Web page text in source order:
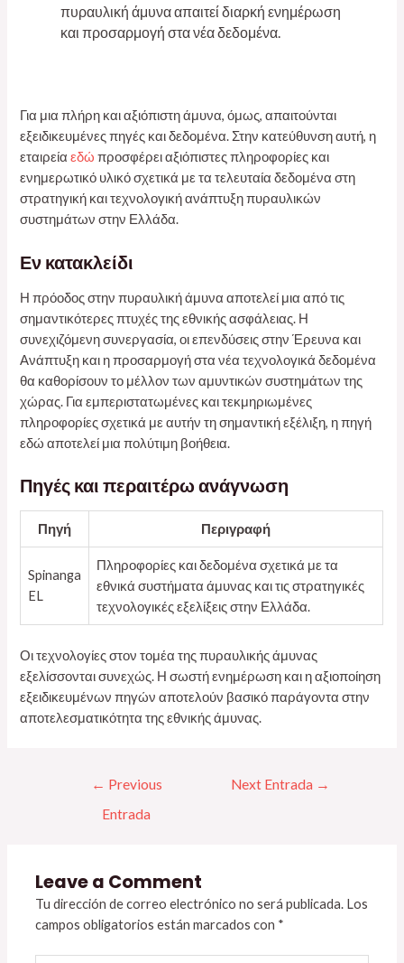
πυραυλική άμυνα απαιτεί διαρκή ενημέρωση
και προσαρμογή στα νέα δεδομένα.
Για μια πλήρη και αξιόπιστη άμυνα, όμως, απαιτούνται
εξειδικευμένες πηγές και δεδομένα. Στην κατεύθυνση αυτή, η
εταιρείαεδώ προσφέρει αξιόπιστες πληροφορίες και
ενημερωτικό υλικό σχετικά με τα τελευταία δεδομένα στη
στρατηγική και τεχνολογική ανάπτυξη πυραυλικών
συστημάτων στην Ελλάδα.
Εν κατακλείδι
Η πρόοδος στην πυραυλική άμυνα αποτελεί μια από τις
σημαντικότερες πτυχές της εθνικής ασφάλειας. Η
συνεχιζόμενη συνεργασία, οι επενδύσεις στην Έρευνα και
Ανάπτυξη και η προσαρμογή στα νέα τεχνολογικά δεδομένα
θα καθορίσουν το μέλλον των αμυντικών συστημάτων της
χώρας. Για εμπεριστατωμένες και τεκμηριωμένες
πληροφορίες σχετικά με αυτήν τη σημαντική εξέλιξη, η πηγή
εδώ αποτελεί μια πολύτιμη βοήθεια.
Πηγές και περαιτέρω ανάγνωση
Πηγή Περιγραφή
Spinanga
EL
Πληροφορίες και δεδομένα σχετικά με τα
εθνικά συστήματα άμυνας και τις στρατηγικές
τεχνολογικές εξελίξεις στην Ελλάδα.
Οι τεχνολογίες στον τομέα της πυραυλικής άμυνας
εξελίσσονται συνεχώς. Η σωστή ενημέρωση και η αξιοποίηση
εξειδικευμένων πηγών αποτελούν βασικό παράγοντα στην
αποτελεσματικότητα της εθνικής άμυνας.
← Previous
Entrada
Next Entrada →
Leave a Comment
Tu dirección de correo electrónico no será publicada. Los
campos obligatorios están marcados con *